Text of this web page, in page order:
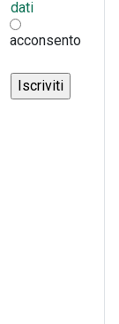
dati
acconsento